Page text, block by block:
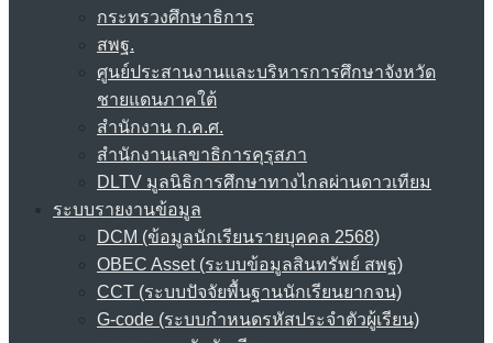
กระทรวงศึกษาธิการ
สพฐ.
ศูนย์ประสานงานและบริหารการศึกษาจังหวัด
ชายแดนภาคใต้
สำนักงาน ก.ค.ศ.
สำนักงานเลขาธิการคุรุสภา
DLTV มูลนิธิการศึกษาทางไกลผ่านดาวเทียม
ระบบรายงานข้อมูล
DCM (ข้อมูลนักเรียนรายบุคคล 2568)
OBEC Asset (ระบบข้อมูลสินทรัพย์ สพฐ)
CCT (ระบบปัจจัยพื้นฐานนักเรียนยากจน)
G-code (ระบบกำหนดรหัสประจำตัวผู้เรียน)